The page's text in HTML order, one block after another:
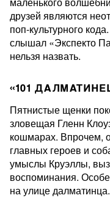
друзей являются
поп-культурного
слышал «Экспекто
нельзя назвать.
«101
Пятнистые щенки
зловещая Гленн
кошмарах. Впрочем,
главных героев и
умыслы Круэллы,
воспоминания.
на улице